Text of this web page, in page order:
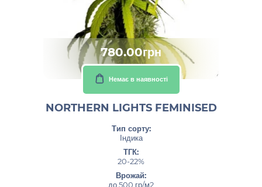
780.00грн
Немає в наявності
NORTHERN LIGHTS FEMINISED
Тип сорту:
Індика
ТГК:
20-22%
Врожай:
до 500 гр/м2